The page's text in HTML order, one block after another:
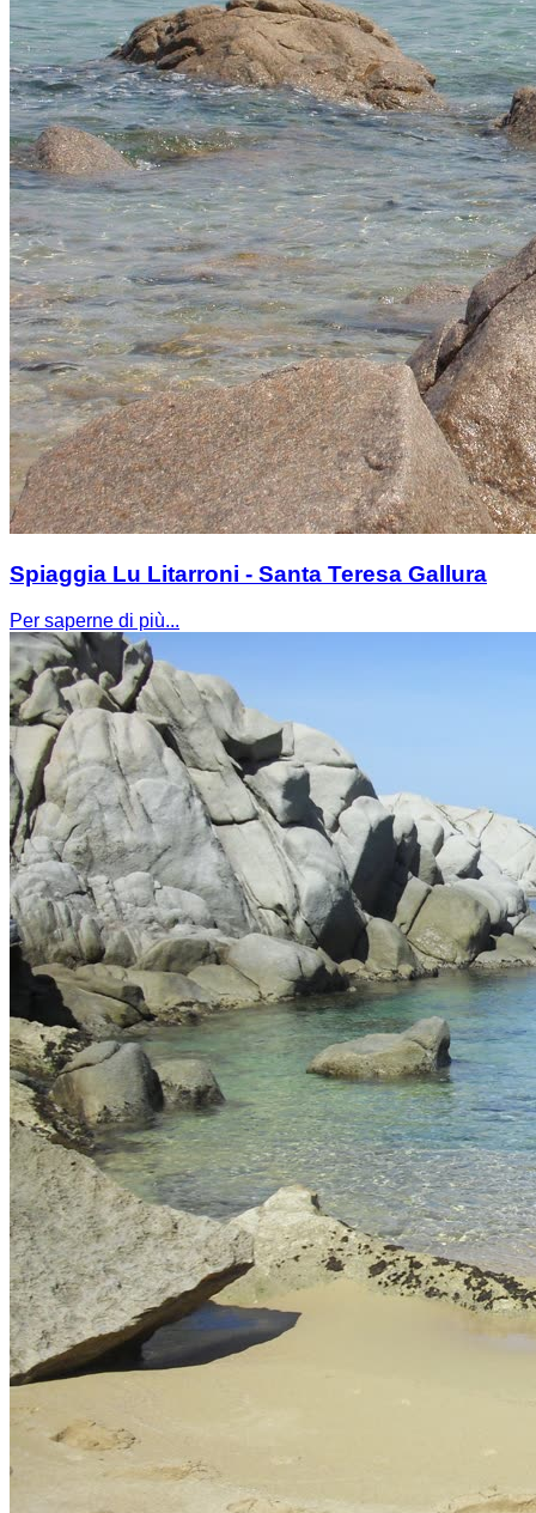
Spiaggia Lu Litarroni - Santa Teresa Gallura
Per saperne di più...